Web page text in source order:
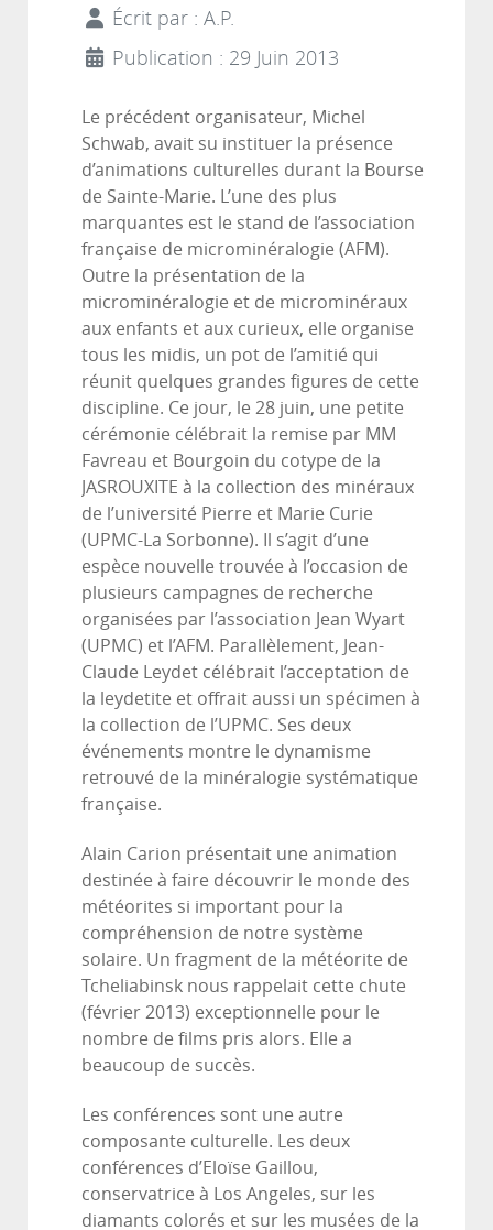
Écrit par : A.P.
Publication : 29 Juin 2013
Le précédent organisateur, Michel
Schwab, avait su instituer la présence
d’animations culturelles durant la Bourse
de Sainte-Marie. L’une des plus
marquantes est le stand de l’association
française de microminéralogie (AFM).
Outre la présentation de la
microminéralogie et de microminéraux
aux enfants et aux curieux, elle organise
tous les midis, un pot de l’amitié qui
réunit quelques grandes figures de cette
discipline. Ce jour, le 28 juin, une petite
cérémonie célébrait la remise par MM
Favreau et Bourgoin du cotype de la
JASROUXITE à la collection des minéraux
de l’université Pierre et Marie Curie
(UPMC-La Sorbonne). Il s’agit d’une
espèce nouvelle trouvée à l’occasion de
plusieurs campagnes de recherche
organisées par l’association Jean Wyart
(UPMC) et l’AFM. Parallèlement, Jean-
Claude Leydet célébrait l’acceptation de
la leydetite et offrait aussi un spécimen à
la collection de l’UPMC. Ses deux
événements montre le dynamisme
retrouvé de la minéralogie systématique
française.
Alain Carion présentait une animation
destinée à faire découvrir le monde des
météorites si important pour la
compréhension de notre système
solaire. Un fragment de la météorite de
Tcheliabinsk nous rappelait cette chute
(février 2013) exceptionnelle pour le
nombre de films pris alors. Elle a
beaucoup de succès.
Les conférences sont une autre
composante culturelle. Les deux
conférences d’Eloïse Gaillou,
conservatrice à Los Angeles, sur les
diamants colorés et sur les musées de la